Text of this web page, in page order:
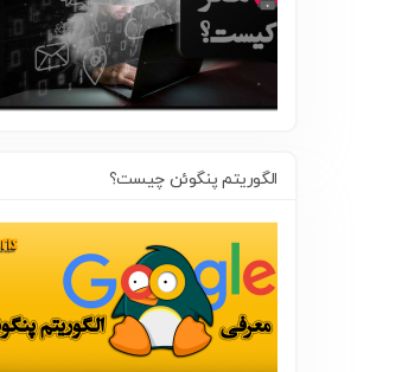
الگوریتم پنگوئن چیست؟